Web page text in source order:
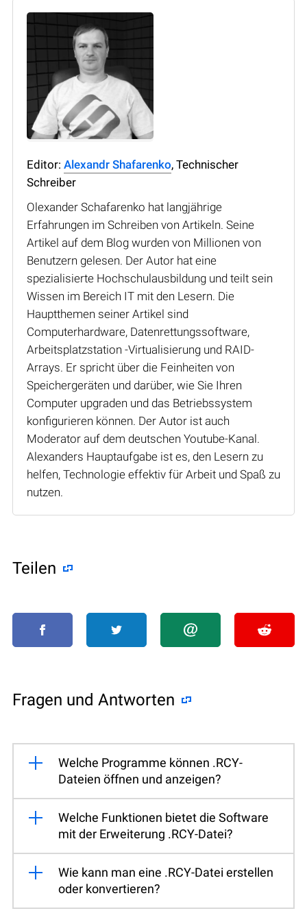
Editor: Alexandr Shafarenko, Technischer
Schreiber
Olexander Schafarenko hat langjährige
Erfahrungen im Schreiben von Artikeln. Seine
Artikel auf dem Blog wurden von Millionen von
Benutzern gelesen. Der Autor hat eine
spezialisierte Hochschulausbildung und teilt sein
Wissen im Bereich IT mit den Lesern. Die
Hauptthemen seiner Artikel sind
Computerhardware, Datenrettungssoftware,
Arbeitsplatzstation -Virtualisierung und RAID-
Arrays. Er spricht über die Feinheiten von
Speichergeräten und darüber, wie Sie Ihren
Computer upgraden und das Betriebssystem
konfigurieren können. Der Autor ist auch
Moderator auf dem deutschen Youtube-Kanal.
Alexanders Hauptaufgabe ist es, den Lesern zu
helfen, Technologie effektiv für Arbeit und Spaß zu
nutzen.
Teilen
Fragen und Antworten
Welche Programme können .RCY-
Dateien öffnen und anzeigen?
Welche Funktionen bietet die Software
mit der Erweiterung .RCY-Datei?
Wie kann man eine .RCY-Datei erstellen
oder konvertieren?